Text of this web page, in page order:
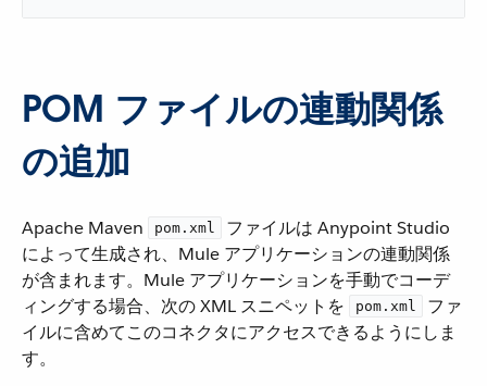
POM ファイルの連動関係
の追加
Apache Maven ​ pom.xml
​ ファイルは Anypoint Studio
によって生成され、Mule アプリケーションの連動関係
が含まれます。Mule アプリケーションを手動でコーデ
ィングする場合、次の XML スニペットを ​
pom.xml
​ ファ
イルに含めてこのコネクタにアクセスできるようにしま
す。